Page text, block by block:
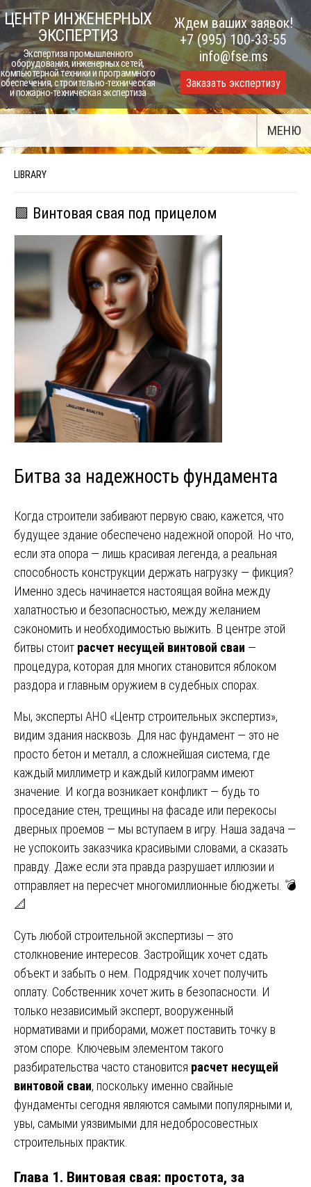
Skip
to
content
ЦЕНТР ИНЖЕНЕРНЫХ
ЭКСПЕРТИЗ
Экспертиза промышленного
оборудования, инженерных сетей,
компьютерной техники и программного
обеспечения, строительно-техническая
и пожарно-техническая экспертиза
Ждем ваших заявок!
+7 (995) 100-33-55
info@fse.ms
Заказать экспертизу
МЕНЮ
LIBRARY
🟩 Винтовая свая под прицелом
Битва за надежность фундамента
Когда строители забивают первую сваю, кажется, что
будущее здание обеспечено надежной опорой. Но что,
если эта опора — лишь красивая легенда, а реальная
способность конструкции держать нагрузку — фикция?
Именно здесь начинается настоящая война между
халатностью и безопасностью, между желанием
сэкономить и необходимостью выжить. В центре этой
битвы стоит расчет несущей винтовой сваи —
процедура, которая для многих становится яблоком
раздора и главным оружием в судебных спорах.
Мы, эксперты АНО «Центр строительных экспертиз»,
видим здания насквозь. Для нас фундамент — это не
просто бетон и металл, а сложнейшая система, где
каждый миллиметр и каждый килограмм имеют
значение. И когда возникает конфликт — будь то
проседание стен, трещины на фасаде или перекосы
дверных проемов — мы вступаем в игру. Наша задача —
не успокоить заказчика красивыми словами, а сказать
правду. Даже если эта правда разрушает иллюзии и
отправляет на пересчет многомиллионные бюджеты. 💣
📐
Суть любой строительной экспертизы — это
столкновение интересов. Застройщик хочет сдать
объект и забыть о нем. Подрядчик хочет получить
оплату. Собственник хочет жить в безопасности. И
только независимый эксперт, вооруженный
нормативами и приборами, может поставить точку в
этом споре. Ключевым элементом такого
разбирательства часто становится расчет несущей
винтовой сваи, поскольку именно свайные
фундаменты сегодня являются самыми популярными и,
увы, самыми уязвимыми для недобросовестных
строительных практик.
Глава 1. Винтовая свая: простота, за